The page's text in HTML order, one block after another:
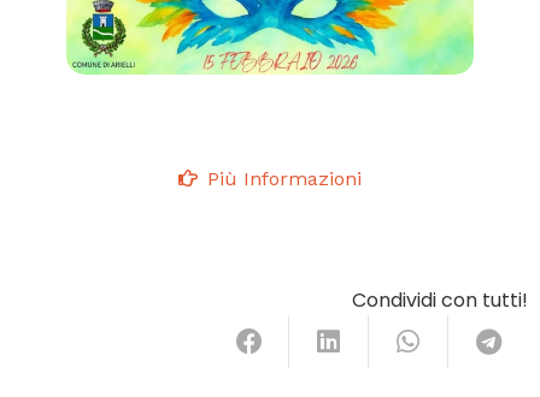
Più Informazioni
Condividi con tutti!